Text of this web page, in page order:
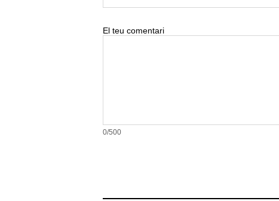
El teu comentari
0/500